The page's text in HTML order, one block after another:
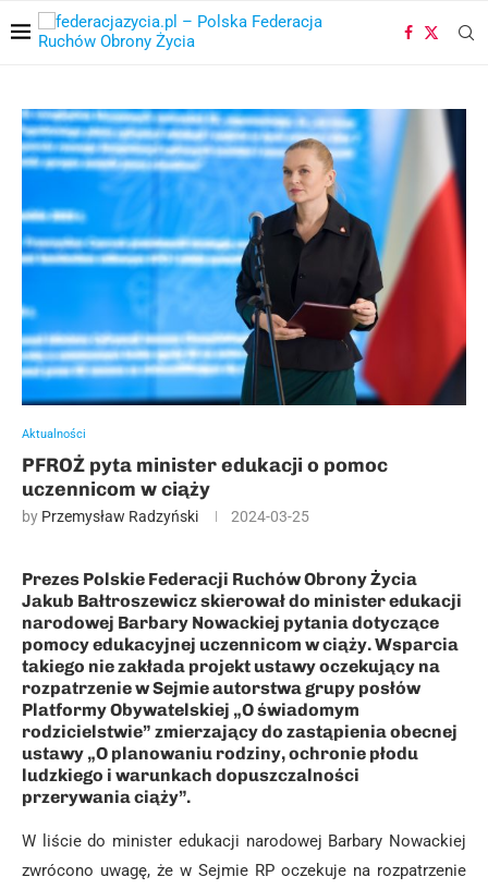
Aktualności
PFROŻ pyta minister edukacji o pomoc
uczennicom w ciąży
by Przemysław Radzyński 2024-03-25
Prezes Polskie Federacji Ruchów Obrony Życia
Jakub Bałtroszewicz skierował do minister edukacji
narodowej Barbary Nowackiej pytania dotyczące
pomocy edukacyjnej uczennicom w ciąży. Wsparcia
takiego nie zakłada projekt ustawy oczekujący na
rozpatrzenie w Sejmie autorstwa grupy posłów
Platformy Obywatelskiej „O świadomym
rodzicielstwie” zmierzający do zastąpienia obecnej
ustawy „O planowaniu rodziny, ochronie płodu
ludzkiego i warunkach dopuszczalności
przerywania ciąży”.
W liście do minister edukacji narodowej Barbary Nowackiej
zwrócono uwagę, że w Sejmie RP oczekuje na rozpatrzenie